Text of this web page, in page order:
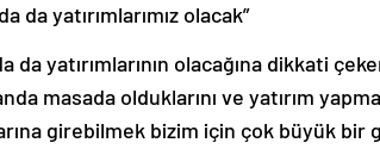
da yatırımlarımız olacak”
da yatırımlarının olacağına dikkati
masada olduklarını ve yatırım
girebilmek bizim için çok büyük bir